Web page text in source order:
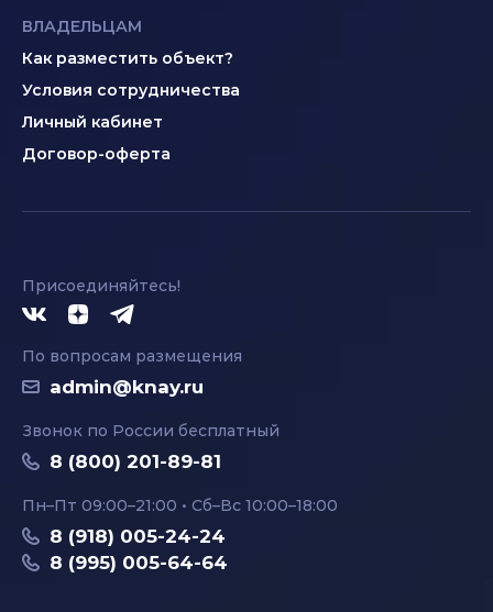
ВЛАДЕЛЬЦАМ
Как разместить объект?
Условия сотрудничества
Личный кабинет
Договор-оферта
Присоединяйтесь!
По вопросам размещения
admin@knay.ru
Звонок по России бесплатный
8 (800) 201-89-81
Пн–Пт 09:00–21:00 • Сб–Вс 10:00–18:00
8 (918) 005-24-24
8 (995) 005-64-64